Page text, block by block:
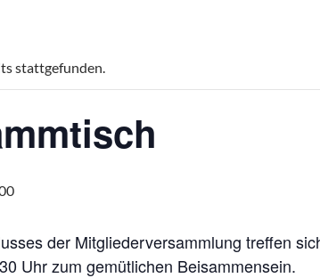
stattgefunden.
der Mitgliederversammlung treffen
Uhr zum gemütlichen Beisammensein.